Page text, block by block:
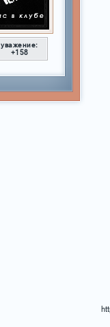
уважение:
+158